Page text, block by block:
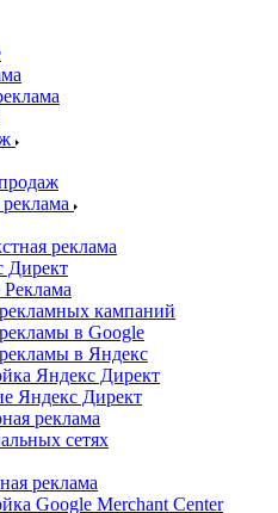
реклама
Директ
кампаний
в Google
в Яндекс
Яндекс Директ
Яндекс Директ
реклама
сетях
реклама
Google Merchant Center